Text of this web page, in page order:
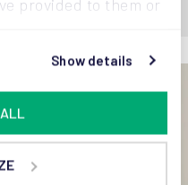
Show details